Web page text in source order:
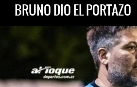
BRUNO DIO EL PORTAZO